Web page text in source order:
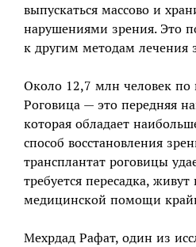
выпускаться массово и
нарушениями зрения. Это
к другим методам лечения
Около 12,7 млн человек по
Роговица — это передняя
которая обладает
способ восстановления
трансплантат роговицы
требуется пересадка,
медицинской помощи
Мехрдад Рафат, один из